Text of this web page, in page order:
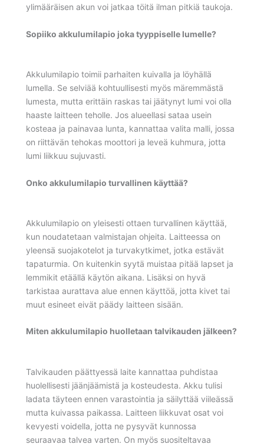
ylimääräisen akun voi jatkaa töitä ilman pitkiä taukoja.
Sopiiko akkulumilapio joka tyyppiselle lumelle?
Akkulumilapio toimii parhaiten kuivalla ja löyhällä
lumella. Se selviää kohtuullisesti myös märemmästä
lumesta, mutta erittäin raskas tai jäätynyt lumi voi olla
haaste laitteen teholle. Jos alueellasi sataa usein
kosteaa ja painavaa lunta, kannattaa valita malli, jossa
on riittävän tehokas moottori ja leveä kuhmura, jotta
lumi liikkuu sujuvasti.
Onko akkulumilapio turvallinen käyttää?
Akkulumilapio on yleisesti ottaen turvallinen käyttää,
kun noudatetaan valmistajan ohjeita. Laitteessa on
yleensä suojakotelot ja turvakytkimet, jotka estävät
tapaturmia. On kuitenkin syytä muistaa pitää lapset ja
lemmikit etäällä käytön aikana. Lisäksi on hyvä
tarkistaa aurattava alue ennen käyttöä, jotta kivet tai
muut esineet eivät päädy laitteen sisään.
Miten akkulumilapio huolletaan talvikauden jälkeen?
Talvikauden päättyessä laite kannattaa puhdistaa
huolellisesti jäänjäämistä ja kosteudesta. Akku tulisi
ladata täyteen ennen varastointia ja säilyttää viileässä
mutta kuivassa paikassa. Laitteen liikkuvat osat voi
kevyesti voidella, jotta ne pysyvät kunnossa
seuraavaa talvea varten. On myös suositeltavaa